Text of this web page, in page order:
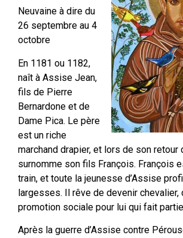
Neuvaine à dire du
26 septembre au 4
octobre
En 1181 ou 1182,
naît à Assise Jean,
fils de Pierre
Bernardone et de
Dame Pica. Le père
est un riche
marchand drapier, et lors de son retour
surnomme son fils François. François
train, et toute la jeunesse d’Assise
largesses. Il rêve de devenir chevalier,
promotion sociale pour lui qui fait
Après la guerre d’Assise contre